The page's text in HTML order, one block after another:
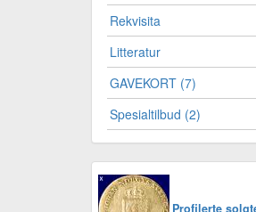
Rekvisita
Litteratur
GAVEKORT (7)
Spesialtilbud (2)